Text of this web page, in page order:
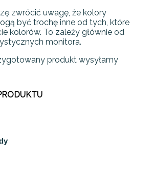
zwrócić uwagę, że kolory
być trochę inne od tych, które
kolorów. To zależy głównie od
monitora.
produkt wysyłamy